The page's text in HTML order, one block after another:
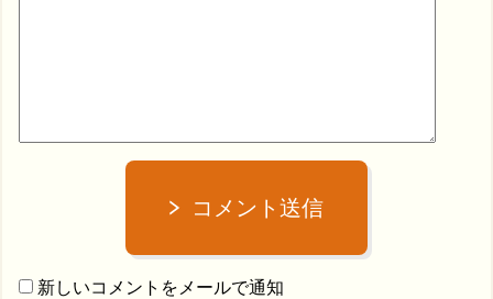
コメント送信
新しいコメントをメールで通知